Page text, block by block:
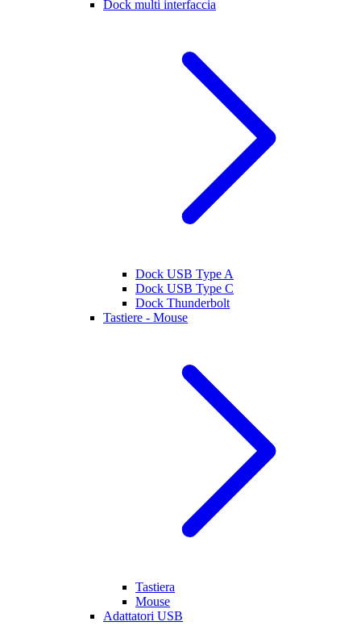
Dock multi interfaccia
Dock USB Type A
Dock USB Type C
Dock Thunderbolt
Tastiere - Mouse
Tastiera
Mouse
Adattatori USB